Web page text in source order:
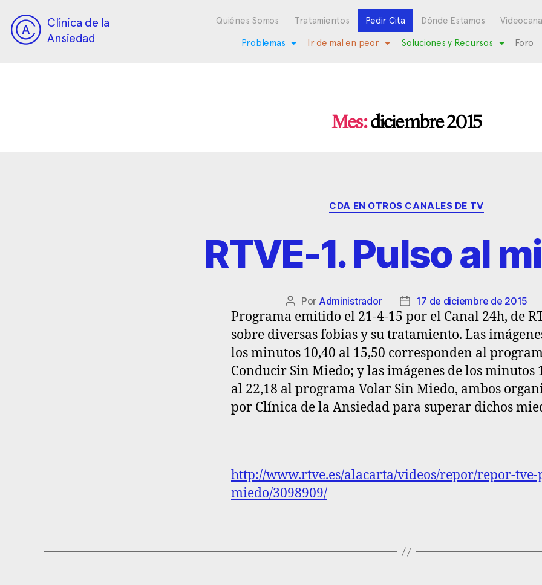
Clínica de la
Ansiedad
Quiénes Somos Tratamientos Pedir Cita Dónde Estamos
Problemas Ir de mal en peor Soluciones y Recursos Foro
Mes:diciembre 2015
CDA EN OTROS CANALES DE TV
RTVE-1. Pulso al
Por Administrador 17 de diciembre de 2015
Programa emitido el 21-4-15 por el Canal 24h, de
sobre diversas fobias y su tratamiento. Las
los minutos 10,40 al 15,50 corresponden al
Conducir Sin Miedo; y las imágenes de los minutos
al 22,18 al programa Volar Sin Miedo, ambos
por Clínica de la Ansiedad para superar dichos
http://www.rtve.es/alacarta/videos/repor/repor-tve-
miedo/3098909/